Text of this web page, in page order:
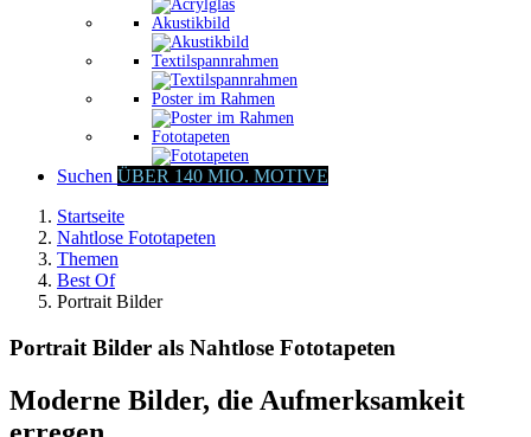
Akustikbild
Textilspannrahmen
Poster im Rahmen
Fototapeten
Suchen ÜBER 140 MIO. MOTIVE
Startseite
Nahtlose Fototapeten
Themen
Best Of
Portrait Bilder
Portrait Bilder als Nahtlose Fototapeten
Moderne Bilder, die Aufmerksamkeit